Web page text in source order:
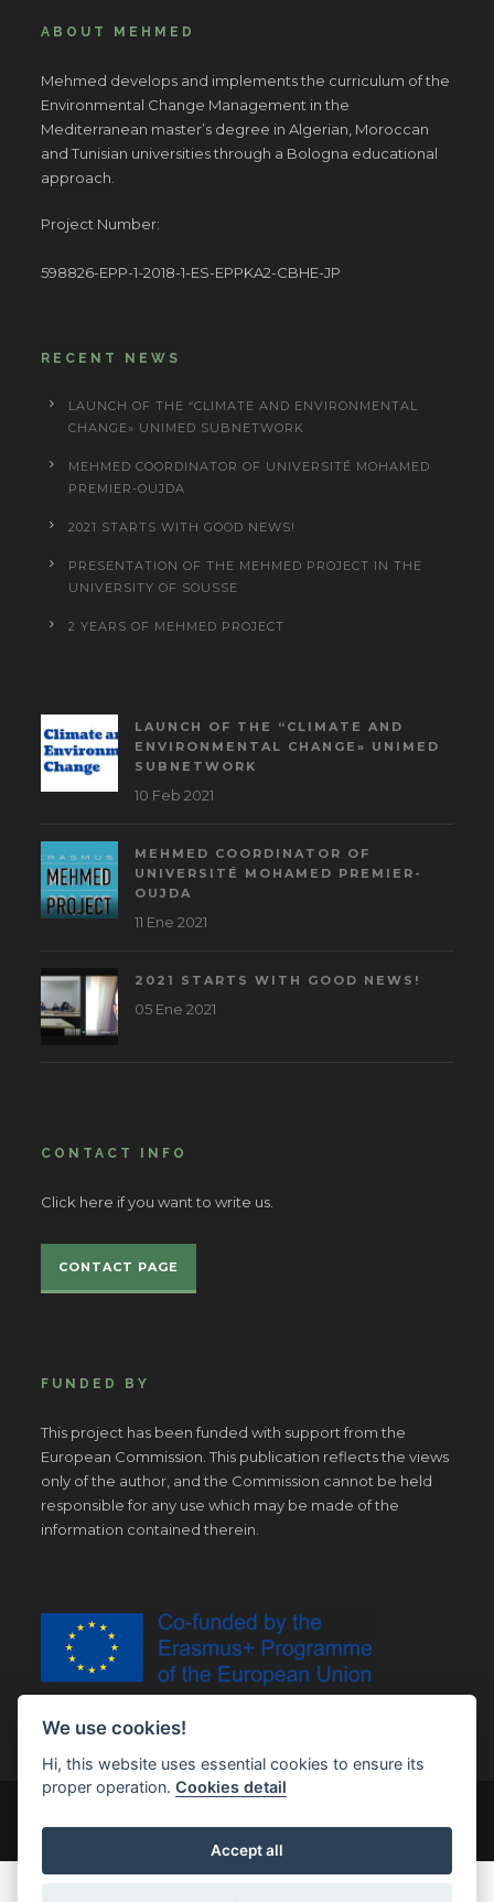
ABOUT MEHMED
Mehmed develops and implements the curriculum of the
Environmental Change Management in the
Mediterranean master’s degree in Algerian, Moroccan
and Tunisian universities through a Bologna educational
approach.
Project Number:
598826-EPP-1-2018-1-ES-EPPKA2-CBHE-JP
RECENT NEWS
LAUNCH OF THE “CLIMATE AND ENVIRONMENTAL
CHANGE» UNIMED SUBNETWORK
MEHMED COORDINATOR OF UNIVERSITÉ MOHAMED
PREMIER-OUJDA
2021 STARTS WITH GOOD NEWS!
PRESENTATION OF THE MEHMED PROJECT IN THE
UNIVERSITY OF SOUSSE
2 YEARS OF MEHMED PROJECT
LAUNCH OF THE “CLIMATE AND
ENVIRONMENTAL CHANGE» UNIMED
SUBNETWORK
10 Feb 2021
MEHMED COORDINATOR OF
UNIVERSITÉ MOHAMED PREMIER-
OUJDA
11 Ene 2021
2021 STARTS WITH GOOD NEWS!
05 Ene 2021
CONTACT INFO
Click here if you want to write us.
CONTACT PAGE
FUNDED BY
This project has been funded with support from the
European Commission. This publication reflects the views
only of the author, and the Commission cannot be held
responsible for any use which may be made of the
information contained therein.
We use cookies!
Hi, this website uses essential cookies to ensure its
proper operation.Cookies detail
Accept all